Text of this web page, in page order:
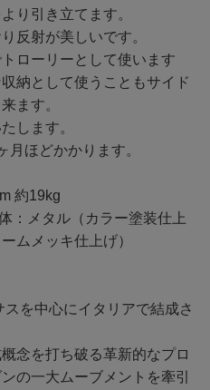
り引き立てます。
反射が美しいです。
ローリーとして使います
納として使うこともサイド
ます。
します。
月ほどかかります。
約19kg
：メタル（カラー塗装仕上
ムメッキ仕上げ）
を中心にイタリアで結成さ
念を打ち破る革新的なプロ
の一大ムーブメントを牽引